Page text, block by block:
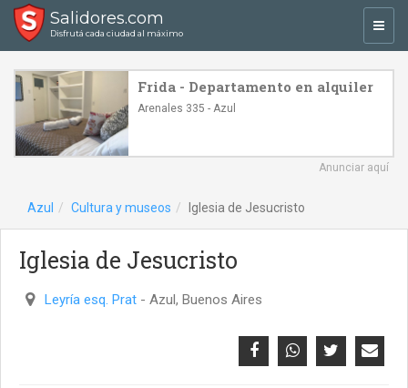
Salidores.com
Disfrutá cada ciudad al máximo
Frida - Departamento en alquiler
Arenales 335 - Azul
Anunciar aquí
Azul Cultura y museos Iglesia de Jesucristo
Iglesia de Jesucristo
Leyría esq. Prat - Azul, Buenos Aires